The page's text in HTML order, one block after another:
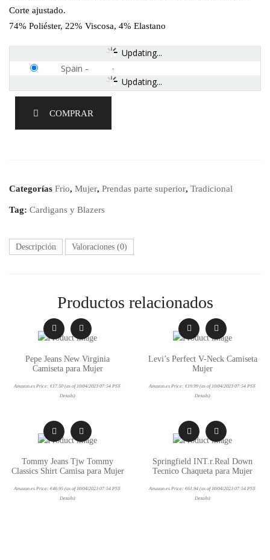
Corte ajustado.
74% Poliéster, 22% Viscosa, 4% Elastano
Updating...
Updating...
Spain -
COMPRAR
Categorías Frio, Mujer, Prendas parte superior, Tradicional
Tag: Cardigans y Blazers
Descripción Valoraciones (0)
Productos relacionados
Pepe Jeans New Virginia
Camiseta para Mujer
Amazon.es Price: €17.50 (as of 10/04/2023 07:54 PST-
Details)
Levi’s Perfect V-Neck Camiseta
Mujer
Amazon.es Price: €19.99 (as of 10/04/2023 07:54 PST-
Details)
Tommy Jeans Tjw Tommy
Classics Shirt Camisa para Mujer
Amazon.es Price: €46.95 (as of 10/04/2023 07:54 PST-
Details)
Springfield INT.r.Real Down
Tecnico Chaqueta para Mujer
Amazon.es Price: €61.94 (as of 10/04/2023 07:54 PST-
Details)